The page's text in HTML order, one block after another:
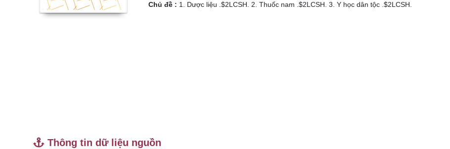
Chủ đề : 1. Dược liệu .$2LCSH. 2. Thuốc nam .$2LCSH. 3. Y học dân tộc .$2LCSH.
Thông tin dữ liệu nguồn